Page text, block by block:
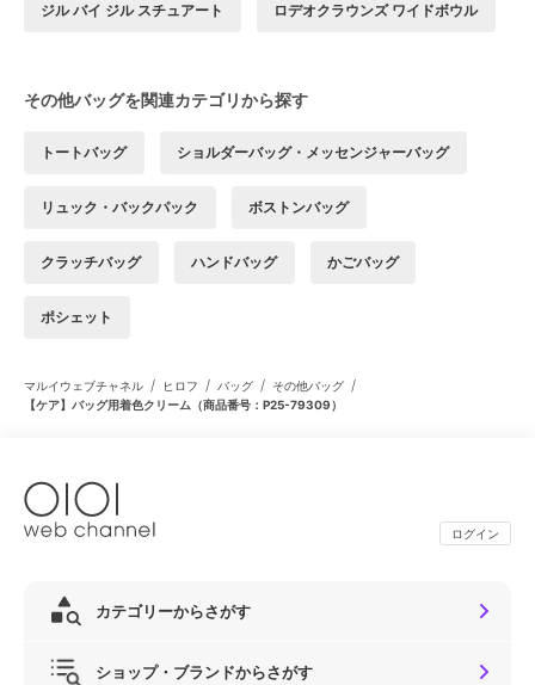
ジル バイ ジル スチュアート ロデオクラウンズ ワイドボウル
その他バッグを関連カテゴリから探す
トートバッグ ショルダーバッグ・メッセンジャーバッグ
リュック・バックパック ボストンバッグ
クラッチバッグ ハンドバッグ かごバッグ
ポシェット
マルイウェブチャネル / ヒロフ / バッグ / その他バッグ /
【ケア】バッグ用着色クリーム（商品番号：P25-79309）
ログイン
カテゴリーからさがす
ショップ・ブランドからさがす